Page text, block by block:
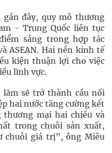
đây, quy mô thương
- Trung Quốc liên tục
sáng trong hợp tác
ASEAN. Hai nền kinh tế
kiện thuận lợi cho việc
lĩnh vực.
sẽ trở thành cầu nối
hai nước tăng cường kết
mại hai chiều và
trong chuỗi sản xuất,
chuỗi giá trị”, ông Miêu